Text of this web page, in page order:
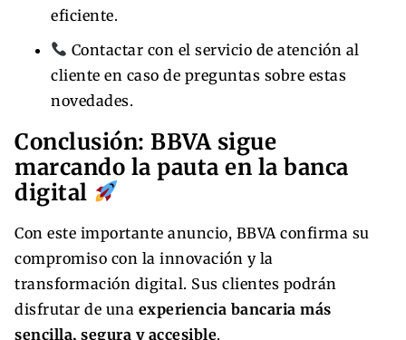
eficiente.
Contactar con el servicio de atención al
cliente en caso de preguntas sobre estas
novedades.
Conclusión: BBVA sigue
marcando la pauta en la banca
digital
Con este importante anuncio, BBVA confirma su
compromiso con la innovación y la
transformación digital. Sus clientes podrán
disfrutar de una experiencia bancaria más
sencilla, segura y accesible.